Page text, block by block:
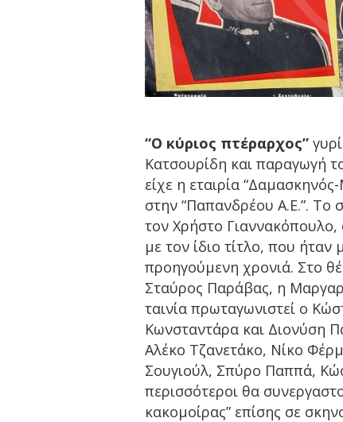
“Ο κύριος πτέραρχος”
Κατσουρίδη και παραγωγή
είχε η εταιρία
στην “Παπανδρέου Α.Ε.”. Το
τον Χρήστο Γιαννακόπουλο,
με τον ίδιο τίτλο, που
προηγούμενη χρονιά. Στο
Σταύρος Παράβας, η
ταινία πρωταγωνιστεί ο
Κωνσταντάρα και Διονύση
Aλέκο Τζανετάκο, Νίκο
Σουγιούλ, Σπύρο Παππά,
περισσότεροι θα
κακομοίρας” επίσης σε